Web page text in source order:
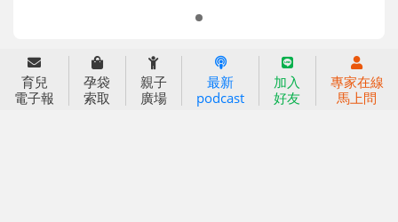
育兒服務
好好育兒
好孕袋
育兒
電子報
孕袋
索取
親子
廣場
最新
podcast
加入
好友
專家在線
馬上問